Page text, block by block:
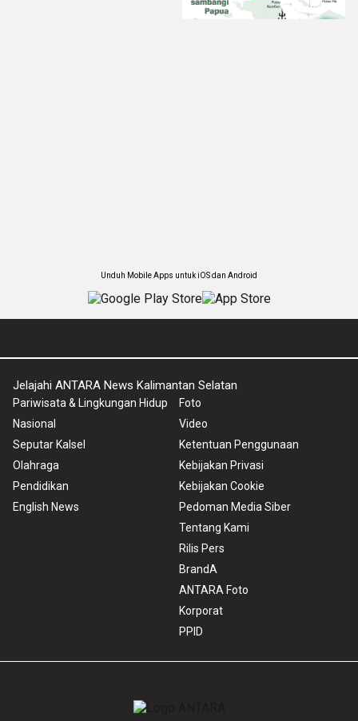
Unduh Mobile Apps untuk iOS dan Android
Jelajahi ANTARA News Kalimantan Selatan
Pariwisata & Lingkungan Hidup
Nasional
Seputar Kalsel
Olahraga
Pendidikan
English News
Foto
Video
Ketentuan Penggunaan
Kebijakan Privasi
Kebijakan Cookie
Pedoman Media Siber
Tentang Kami
Rilis Pers
BrandA
ANTARA Foto
Korporat
PPID